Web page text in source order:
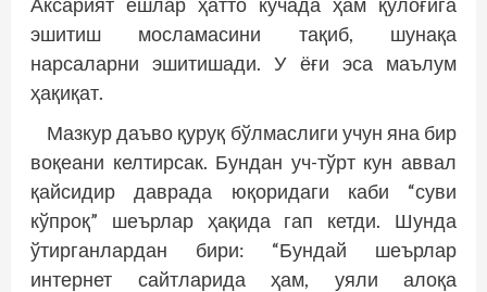
эшитиш мосламасини тақиб, шунақа
нарсаларни эшитишади. У ёғи эса маълум
ҳақиқат.
Мазкур даъво қуруқ бўлмаслиги учун яна бир
воқеани келтирсак. Бундан уч-тўрт кун аввал
қайсидир даврада юқоридаги каби “суви
кўпроқ” шеърлар ҳақида гап кетди. Шунда
ўтирганлардан бири: “Бундай шеърлар
интернет сайтларида ҳам, уяли алоқа